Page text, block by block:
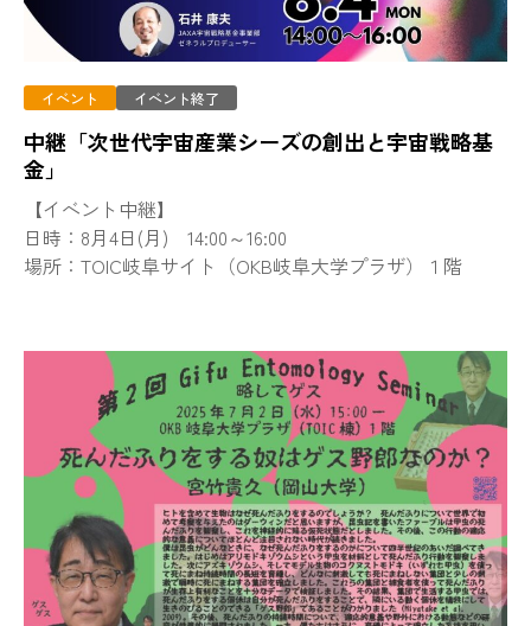
イベント イベント終了
中継「次世代宇宙産業シーズの創出と宇宙戦略基
金」
【イベント中継】
日時：8月4日(月) 14:00～16:00
場所：TOIC岐阜サイト（OKB岐阜大学プラザ）１階